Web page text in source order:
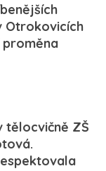
Otrokovicích
tělocvičně ZŠ